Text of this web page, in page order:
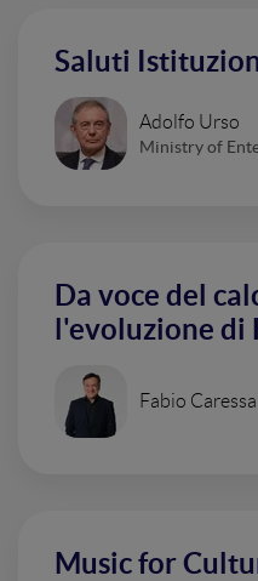
Saluti
Adolfo Urso
Ministry of
Da voce del
l'evoluzione di
Fabio Caressa
Music for